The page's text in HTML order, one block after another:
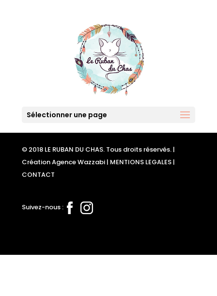
Sélectionner une page
© 2018 LE RUBAN DU CHAS. Tous droits réservés. |
Création Agence Wazzabi| MENTIONS LEGALES|
CONTACT
Suivez-nous :